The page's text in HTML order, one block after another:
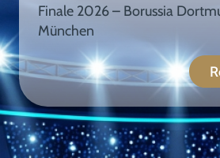
Finale 2026 – Borussia
München